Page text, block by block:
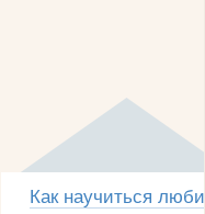
Как научиться